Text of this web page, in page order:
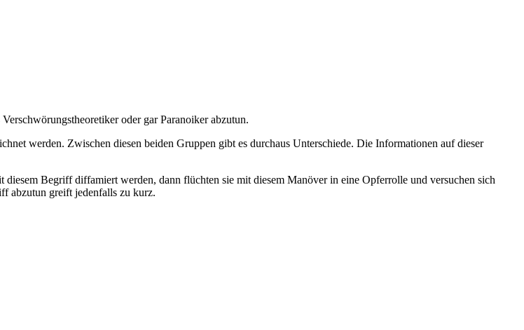
oder gar Paranoiker abzutun.
werden. Zwischen diesen beiden Gruppen gibt es durchaus Unterschiede. Die Informationen auf dieser
Begriff diffamiert werden, dann flüchten sie mit diesem Manöver in eine Opferrolle und versuchen sich
abzutun greift jedenfalls zu kurz.